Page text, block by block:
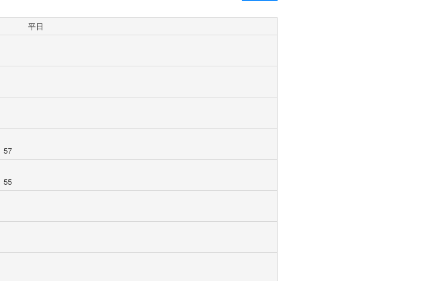
平日
57
55